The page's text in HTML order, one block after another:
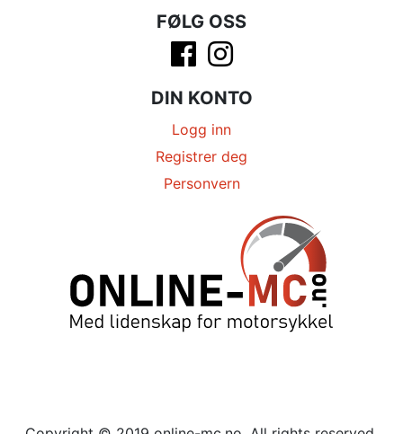
FØLG OSS
DIN KONTO
Logg inn
Registrer deg
Personvern